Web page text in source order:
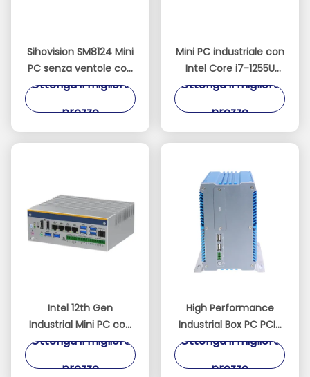
Sihovision SM8124 Mini
PC senza ventole con
Intel i5-1235U, DDR5
per applicazioni
Ottenga il migliore
prezzo
Mini PC industriale con
Intel Core i7-1255U
DDR5 64GB e Dual-DP
Ottenga il migliore
prezzo
Intel 12th Gen
Industrial Mini PC con
2xCANBUS e DIN-Rail
Ottenga il migliore
prezzo
High Performance
Industrial Box PC PCIe
PCI Intel i7-1255U
Ottenga il migliore
prezzo